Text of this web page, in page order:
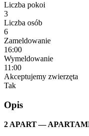
Liczba pokoi
3
Liczba osób
6
Zameldowanie
16:00
Wymeldowanie
11:00
Akceptujemy zwierzęta
Tak
Opis
2 APART —